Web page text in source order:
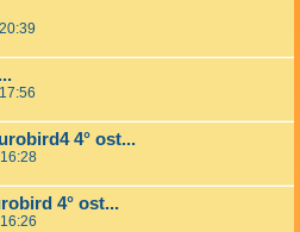
4° ost...
4° ost...